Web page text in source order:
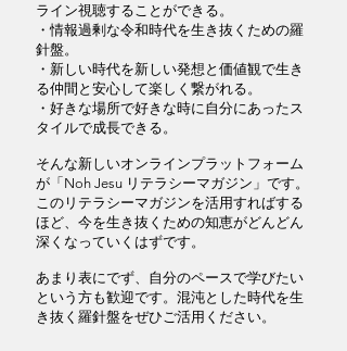
ライン視聴することができる。
・情報過剰な令和時代を生き抜くための羅
針盤。
・新しい時代を新しい発想と価値観で生き
る仲間と安心して楽しく繋がれる。
・好きな場所で好きな時に自分にあったス
タイルで成長できる。
そんな新しいオンラインプラットフォーム
が「Noh Jesu リテラシーマガジン」です。
このリテラシーマガジンを活用すればする
ほど、今を生き抜くための知恵がどんどん
深くなっていくはずです。
あまり表にでず、自分のペースで学びたい
という方も歓迎です。​混沌とした時代を生
き抜く羅針盤をぜひご活用ください。